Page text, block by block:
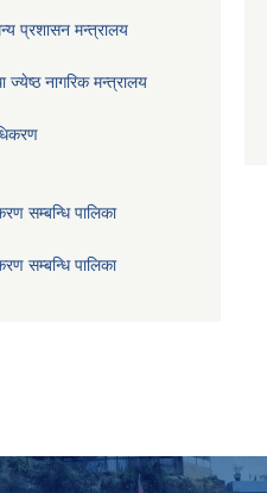
प्रशासन मन्त्रालय
ज्येष्ठ नागरिक मन्त्रालय
सम्बन्धि पालिका
सम्बन्धि पालिका